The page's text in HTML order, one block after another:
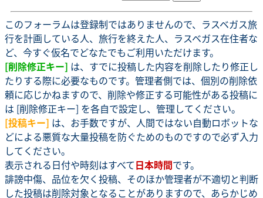
このフォーラムは登録制ではありませんので、ラスベガス旅
行を計画している人、旅行を終えた人、ラスベガス在住者な
ど、今すぐ仮名でどなたでもご利用いただけます。
[削除修正キー] は、すでに投稿した内容を削除したり修正し
たりする際に必要なものです。管理者側では、個別の削除依
頼に応じかねますので、削除や修正する可能性がある投稿に
は [削除修正キー] を各自で設定し、管理してください。
[投稿キー] は、お手数ですが、人間ではない自動ロボットな
どによる悪質な大量投稿を防ぐためのものですので必ず入力
してください。
表示される日付や時刻はすべて日本時間です。
誹謗中傷、品位を欠く投稿、そのほか管理者が不適切と判断
した投稿は削除対象となることがありますので、あらかじめ